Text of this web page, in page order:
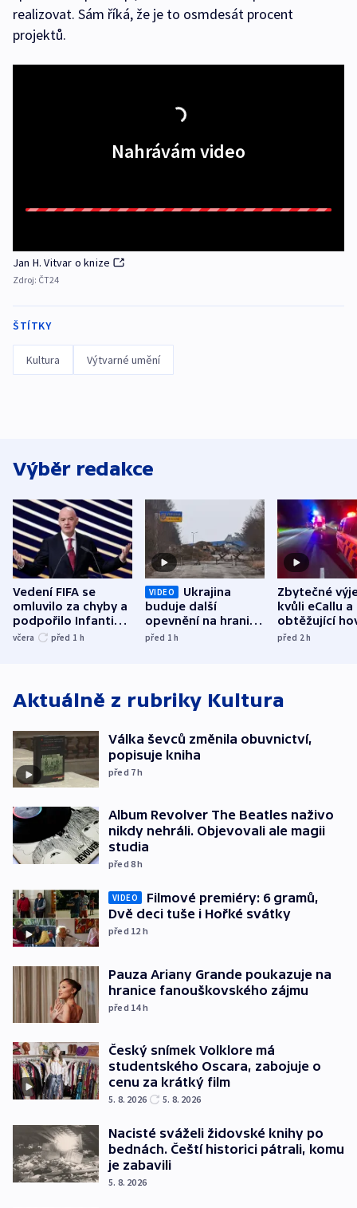
realizovat. Sám říká, že je to osmdesát procent
projektů.
Nahrávám video
Jan H. Vitvar o knize
Zdroj: ČT24
ŠTÍTKY
Kultura Výtvarné umění
Výběr redakce
Vedení FIFA se
omluvilo za chyby a
podpořilo Infantina.
UEFA trvá na
včera před 1 h
VIDEO
Ukrajina
buduje další
opevnění na hranici
s Běloruskem
před 1h
Zbytečné
kvůli eCallu a
obtěžující
zdržují
před 2h
Aktuálně z rubriky Kultura
Válka ševců změnila obuvnictví,
popisuje kniha
před 7h
Album Revolver The Beatles naživo
nikdy nehráli. Objevovali ale magii
studia
před 8h
VIDEO
Filmové premiéry: 6 gramů,
Dvě deci tuše i Hořké svátky
před 12 h
Pauza Ariany Grande poukazuje na
hranice fanouškovského zájmu
před 14h
Český snímek Volklore má
studentského Oscara, zabojuje o
cenu za krátký film
5. 8. 2026 5. 8. 2026
Nacisté sváželi židovské knihy po
bednách. Čeští historici pátrali, komu
je zabavili
5. 8. 2026